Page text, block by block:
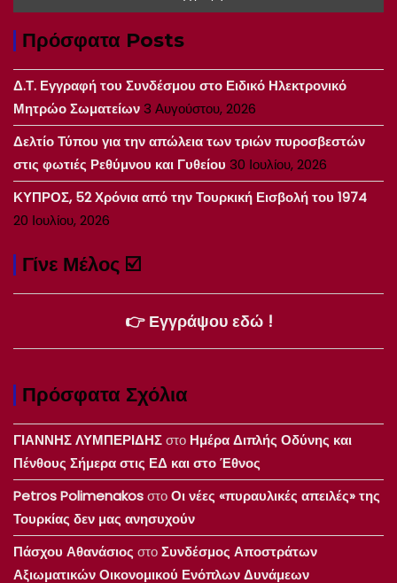
Πρόσφατα Posts
Δ.Τ. Εγγραφή του Συνδέσμου στο Ειδικό Ηλεκτρονικό
Μητρώο Σωματείων3 Αυγούστου, 2026
Δελτίο Τύπου για την απώλεια των τριών πυροσβεστών
στις φωτιές Ρεθύμνου και Γυθείου 30 Ιουλίου, 2026
ΚΥΠΡΟΣ, 52 Χρόνια από την Τουρκική Εισβολή του 1974
20 Ιουλίου, 2026
Γίνε Μέλος ☑️
👉 Εγγράψου εδώ !
Πρόσφατα Σχόλια
ΓΙΑΝΝΗΣ ΛΥΜΠΕΡΙΔΗΣστο Ημέρα Διπλής Οδύνης και
Πένθους Σήμερα στις ΕΔ και στο Έθνος
Petros PolimenakosστοΟι νέες «πυραυλικές απειλές» της
Τουρκίας δεν μας ανησυχούν
Πάσχου Αθανάσιος στοΣυνδέσμος Αποστράτων
Αξιωματικών Οικονομικού Ενόπλων Δυνάμεων